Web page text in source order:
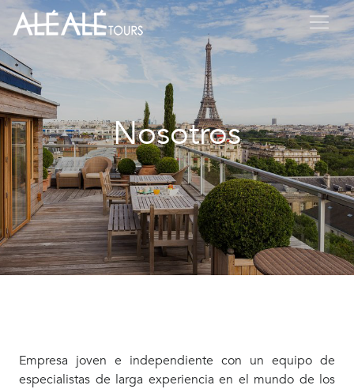
Nosotros
Empresa joven e independiente con un equipo de
especialistas de larga experiencia en el mundo de los